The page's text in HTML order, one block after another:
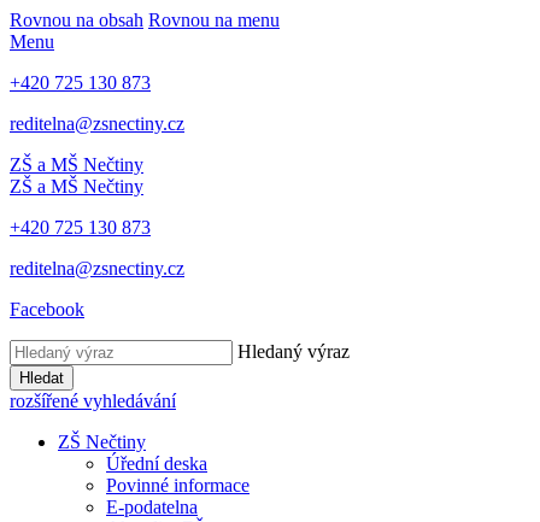
Rovnou na obsah Rovnou na menu
Menu
+420 725 130 873
reditelna@zsnectiny.cz
ZŠ a MŠ Nečtiny
ZŠ a MŠ Nečtiny
+420 725 130 873
reditelna@zsnectiny.cz
Facebook
Hledaný výraz
Hledat
rozšířené vyhledávání
ZŠ Nečtiny
Úřední deska
Povinné informace
E-podatelna